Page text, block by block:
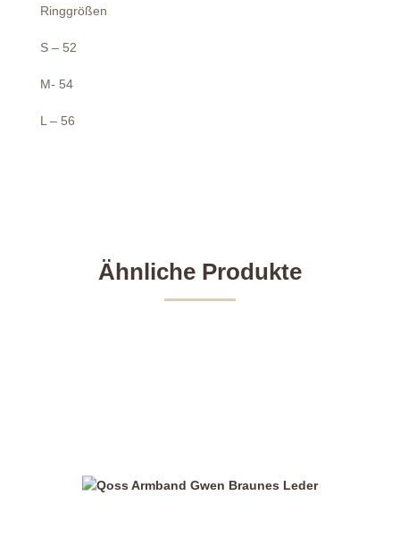
Ringgrößen
S – 52
M- 54
L – 56
Ähnliche Produkte